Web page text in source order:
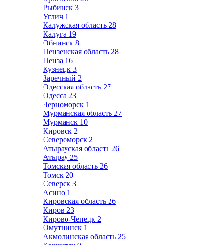
Рыбинск 3
Углич 1
Калужская область 28
Калуга 19
Обнинск 8
Пензенская область 28
Пенза 16
Кузнецк 3
Заречный 2
Одесская область 27
Одесса 23
Черноморск 1
Мурманская область 27
Мурманск 10
Кировск 2
Североморск 2
Атырауская область 26
Атырау 25
Томская область 26
Томск 20
Северск 3
Асино 1
Кировская область 26
Киров 23
Кирово-Чепецк 2
Омутнинск 1
Акмолинская область 25